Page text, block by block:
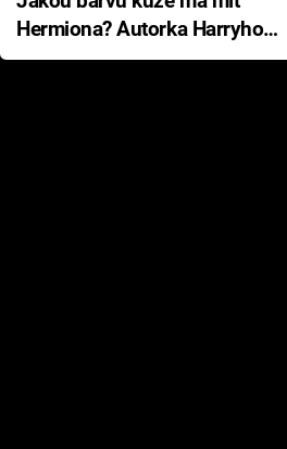
Hermiona? Autorka Harryho
Pottera přišla s ráznou